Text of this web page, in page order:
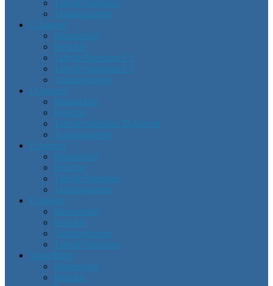
Tabelle/Spielplan
Trainingszeiten
C-Jugend
Mannschaft
Berichte
Tabelle/Spielplan C1
Tabelle/Spielplan C2
Trainingszeiten
D-Jugend
Mannschaft
Berichte
Tabelle/Spielplan D-Jugend
Trainingszeiten
E-Jugend
Mannschaft
Berichte
Tabelle/Spielplan
Trainingszeiten
F-Jugend
Mannschaft
Berichte
Trainingszeiten
Tabelle/Spielplan
SuperMinis
Mannschaft
Berichte